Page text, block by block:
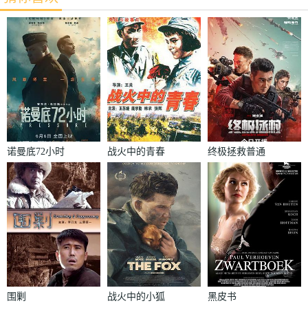
诺曼底72小时 战火中的青春
终极拯救普通
话版
围剿
战火中的小狐
黑皮书